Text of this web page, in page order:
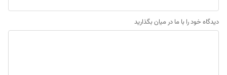
دیدگاه خود را با ما در میان بگذارید